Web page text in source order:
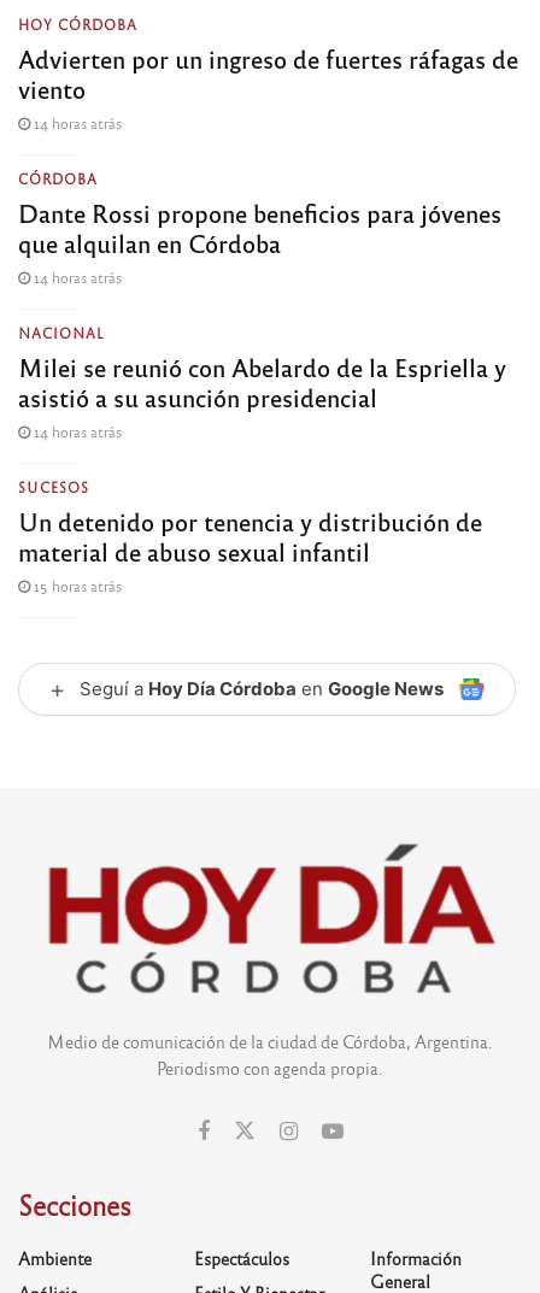
HOY CÓRDOBA
Advierten por un ingreso de fuertes ráfagas de
viento
14 horas atrás
CÓRDOBA
Dante Rossi propone beneficios para jóvenes
que alquilan en Córdoba
14 horas atrás
NACIONAL
Milei se reunió con Abelardo de la Espriella y
asistió a su asunción presidencial
14 horas atrás
SUCESOS
Un detenido por tenencia y distribución de
material de abuso sexual infantil
15 horas atrás
+ Seguí a Hoy Día Córdoba en Google News
Medio de comunicación de la ciudad de Córdoba, Argentina.
Periodismo con agenda propia.
Secciones
Ambiente
Espectáculos
Información
General